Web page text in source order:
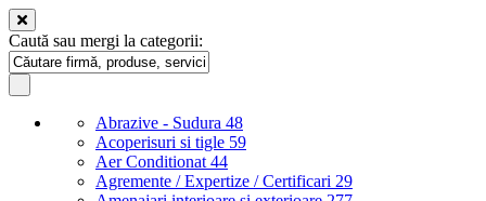
Caută sau mergi la categorii:
Abrazive - Sudura 48
Acoperisuri si tigle 59
Aer Conditionat 44
Agremente / Expertize / Certificari 29